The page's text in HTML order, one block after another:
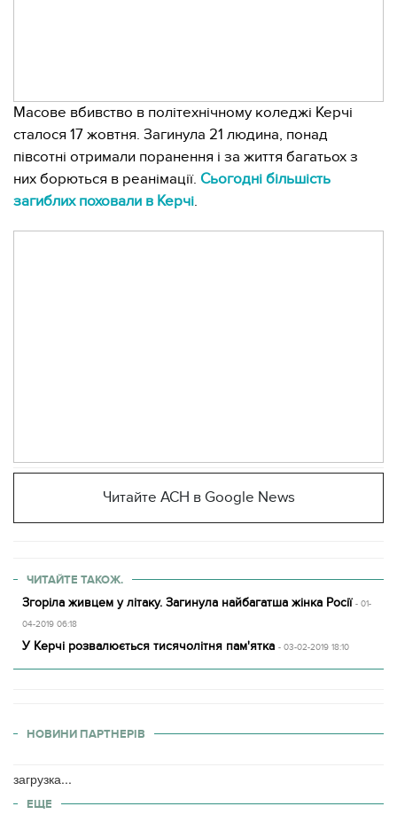
Масове вбивство в політехнічному коледжі Керчі
сталося 17 жовтня. Загинула 21 людина, понад
півсотні отримали поранення і за життя багатьох з
них борються в реанімації. Сьогодні більшість
загиблих поховали в Керчі.
Читайте АСН в Google News
ЧИТАЙТЕ ТАКОЖ.
Згоріла живцем у літаку. Загинула найбагатша жінка Росії - 01-
04-2019 06:18
У Керчі розвалюється тисячолітня пам'ятка - 03-02-2019 18:10
НОВИНИ ПАРТНЕРІВ
загрузка...
ЕЩЕ